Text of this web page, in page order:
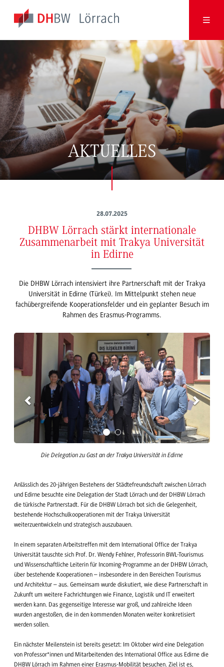
AKTUELLES
28.07.2025
DHBW Lörrach stärkt internationale
Zusammenarbeit mit Trakya Universität
in Edirne
Die DHBW Lörrach intensiviert ihre Partnerschaft mit der Trakya
Universität in Edirne (Türkei). Im Mittelpunkt stehen neue
fachübergreifende Kooperationsfelder und ein geplanter Besuch im
Rahmen des Erasmus-Programms.
Die Delegation zu Gast an der Trakya Universität in Edirne
Previous Next
Anlässlich des 20-jährigen Bestehens der Städtefreundschaft zwischen Lörrach
und Edirne besuchte eine Delegation der Stadt Lörrach und der DHBW Lörrach
die türkische Partnerstadt. Für die DHBW Lörrach bot sich die Gelegenheit,
bestehende Hochschulkooperationen mit der Trakya Universität
weiterzuentwickeln und strategisch auszubauen.
In einem separaten Arbeitstreffen mit dem International Office der Trakya
Universität tauschte sich Prof. Dr. Wendy Fehlner, Professorin BWL-Tourismus
und Wissenschaftliche Leiterin für Incoming-Programme an der DHBW Lörrach,
über bestehende Kooperationen – insbesondere in den Bereichen Tourismus
und Architektur – aus. Gemeinsam wurde diskutiert, wie diese Partnerschaft in
Zukunft um weitere Fachrichtungen wie Finance, Logistik und IT erweitert
werden kann. Das gegenseitige Interesse war groß, und zahlreiche Ideen
wurden angestoßen, die in den kommenden Monaten weiter konkretisiert
werden sollen.
Ein nächster Meilenstein ist bereits gesetzt: Im Oktober wird eine Delegation
von Professor*innen und Mitarbeitenden des International Office aus Edirne die
DHBW Lörrach im Rahmen einer Erasmus-Mobilität besuchen. Ziel ist es,